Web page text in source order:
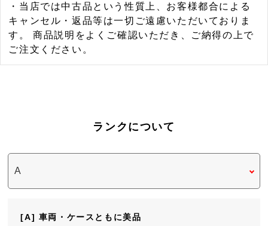
・当店では中古品という性質上、お客様都合による
キャンセル・返品等は一切ご遠慮いただいておりま
す。 商品説明をよくご確認いただき、ご納得の上で
ご注文ください。
ランクについて
[A] 車両・ケースともに美品